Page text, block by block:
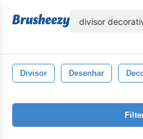
Divisor Desenhar